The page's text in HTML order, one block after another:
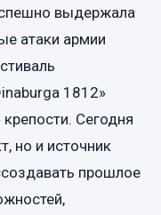
выдержала
атаки армии
1812»
Сегодня
но и источник
прошлое